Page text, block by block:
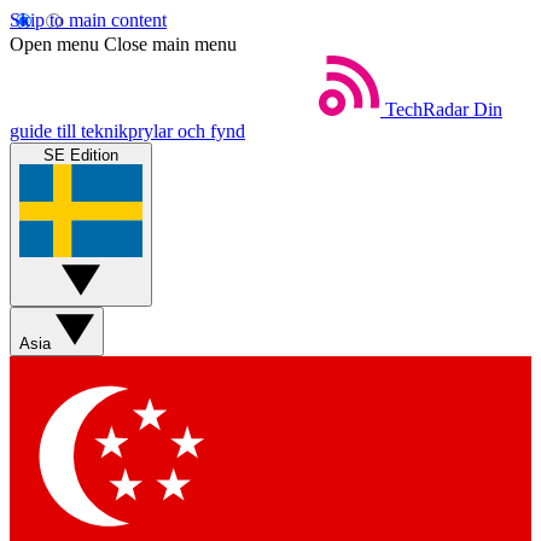
Skip to main content
Open menu Close main menu
TechRadar Din
guide till teknikprylar och fynd
SE Edition
Asia